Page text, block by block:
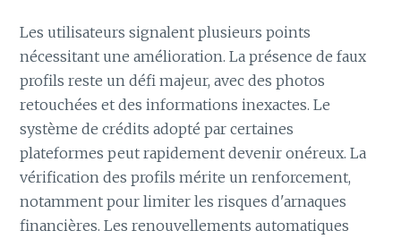
Les utilisateurs signalent plusieurs points
nécessitant une amélioration. La présence de faux
profils reste un défi majeur, avec des photos
retouchées et des informations inexactes. Le
système de crédits adopté par certaines
plateformes peut rapidement devenir onéreux. La
vérification des profils mérite un renforcement,
notamment pour limiter les risques d'arnaques
financières. Les renouvellements automatiques